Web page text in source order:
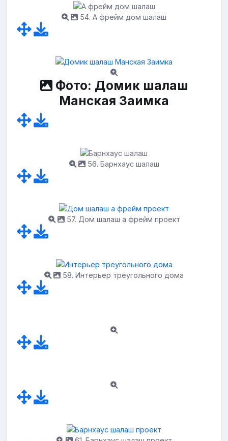
54. А фрейм дом шалаш
Фото: Домик шалаш
Манская Заимка
56. Барнхаус шалаш
57. Дом шалаш а фрейм проект
58. Интерьер треугольного дома